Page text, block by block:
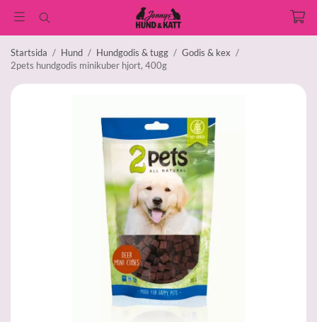
Startsida / Hund / Hundgodis & tugg / Godis & kex /
2pets hundgodis minikuber hjort, 400g